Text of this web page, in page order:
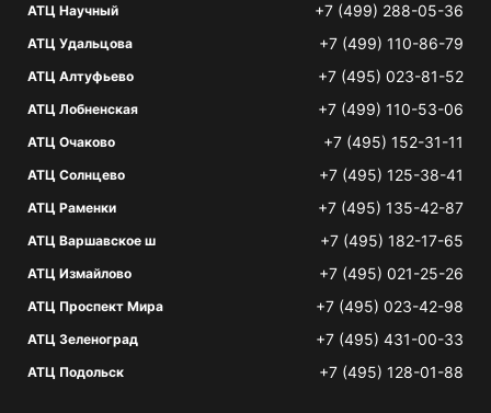
АТЦ Научный +7 (499) 288-05-36
АТЦ Удальцова +7 (499) 110-86-79
АТЦ Алтуфьево +7 (495) 023-81-52
АТЦ Лобненская +7 (499) 110-53-06
АТЦ Очаково +7 (495) 152-31-11
АТЦ Солнцево +7 (495) 125-38-41
АТЦ Раменки +7 (495) 135-42-87
АТЦ Варшавское ш +7 (495) 182-17-65
АТЦ Измайлово +7 (495) 021-25-26
АТЦ Проспект Мира +7 (495) 023-42-98
АТЦ Зеленоград +7 (495) 431-00-33
АТЦ Подольск +7 (495) 128-01-88